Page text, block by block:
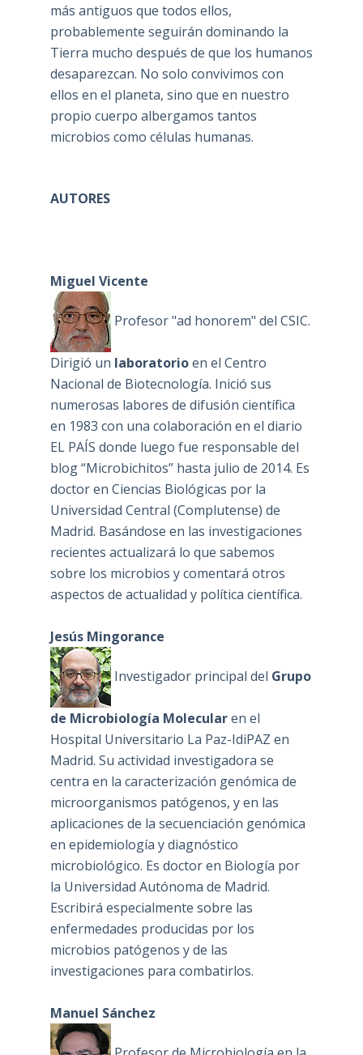
más antiguos que todos ellos,
probablemente seguirán dominando la
Tierra mucho después de que los humanos
desaparezcan. No solo convivimos con
ellos en el planeta, sino que en nuestro
propio cuerpo albergamos tantos
microbios como células humanas.
AUTORES
Miguel Vicente
Profesor "ad honorem" del CSIC.
Dirigió un laboratorioen el Centro
Nacional de Biotecnología. Inició sus
numerosas labores de difusión científica
en 1983 con una colaboración en el diario
EL PAÍS donde luego fue responsable del
blog “Microbichitos” hasta julio de 2014. Es
doctor en Ciencias Biológicas por la
Universidad Central (Complutense) de
Madrid. Basándose en las investigaciones
recientes actualizará lo que sabemos
sobre los microbios y comentará otros
aspectos de actualidad y política científica.
Jesús Mingorance
Investigador principal del Grupo
de Microbiología Molecularen el
Hospital Universitario La Paz-IdiPAZ en
Madrid. Su actividad investigadora se
centra en la caracterización genómica de
microorganismos patógenos, y en las
aplicaciones de la secuenciación genómica
en epidemiología y diagnóstico
microbiológico. Es doctor en Biología por
la Universidad Autónoma de Madrid.
Escribirá especialmente sobre las
enfermedades producidas por los
microbios patógenos y de las
investigaciones para combatirlos.
Manuel Sánchez